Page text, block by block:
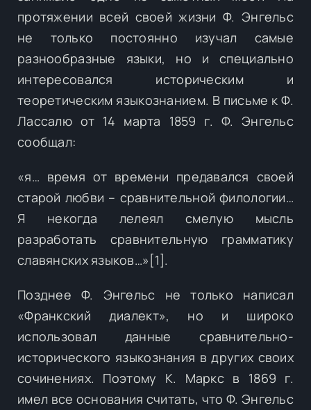
протяжении всей своей жизни Ф. Энгельс
не только постоянно изучал самые
разнообразные языки, но и специально
интересовался историческим и
теоретическим языкознанием. В письме к Ф.
Лассалю от 14 марта 1859 г. Ф. Энгельс
сообщал:
«я… время от времени предавался своей
старой любви – сравнительной филологии…
Я некогда лелеял смелую мысль
разработать сравнительную грамматику
славянских языков…»[1].
Позднее Ф. Энгельс не только написал
«Франкский диалект», но и широко
использовал данные сравнительно-
исторического языкознания в других своих
сочинениях. Поэтому К. Маркс в 1869 г.
имел все основания считать, что Ф. Энгельс